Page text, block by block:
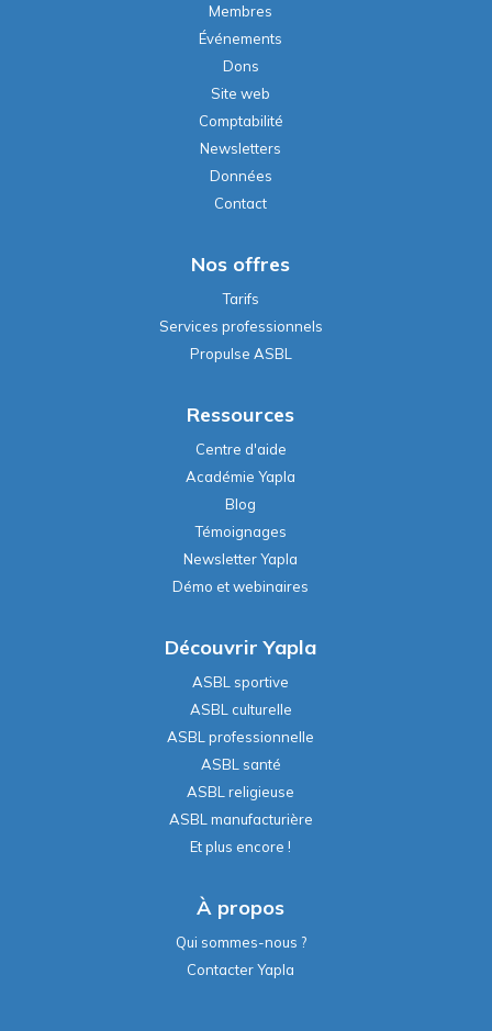
Membres
Événements
Dons
Site web
Comptabilité
Newsletters
Données
Contact
Nos offres
Tarifs
Services professionnels
Propulse ASBL
Ressources
Centre d'aide
Académie Yapla
Blog
Témoignages
Newsletter Yapla
Démo et webinaires
Découvrir Yapla
ASBL sportive
ASBL culturelle
ASBL professionnelle
ASBL santé
ASBL religieuse
ASBL manufacturière
Et plus encore !
À propos
Qui sommes-nous ?
Contacter Yapla